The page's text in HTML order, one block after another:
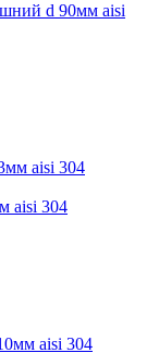
d 90мм aisi
aisi 304